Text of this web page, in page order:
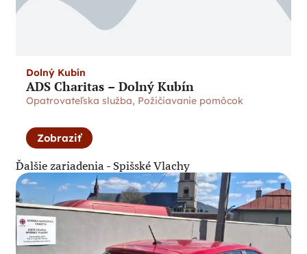
Dolný Kubín
ADS Charitas – Dolný Kubín
Opatrovateľska služba, Požičiavanie pomôcok
Zobraziť
Ďalšie zariadenia - Spišské Vlachy